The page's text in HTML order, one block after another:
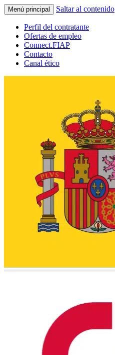
Menú principal Saltar al contenido
Perfil del contratante
Ofertas de empleo
Connect.FIAP
Contacto
Canal ético